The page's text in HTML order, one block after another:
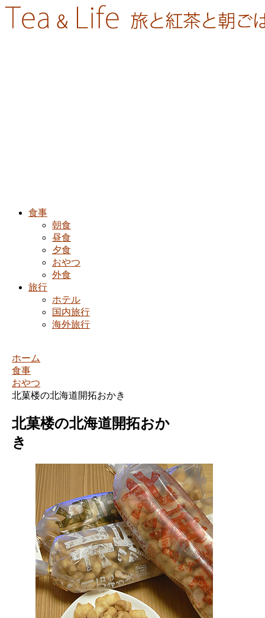
食事
朝食
昼食
夕食
おやつ
外食
旅行
ホテル
国内旅行
海外旅行
ホーム
食事
おやつ
北菓楼の北海道開拓おかき
北菓楼の北海道開拓おか
き